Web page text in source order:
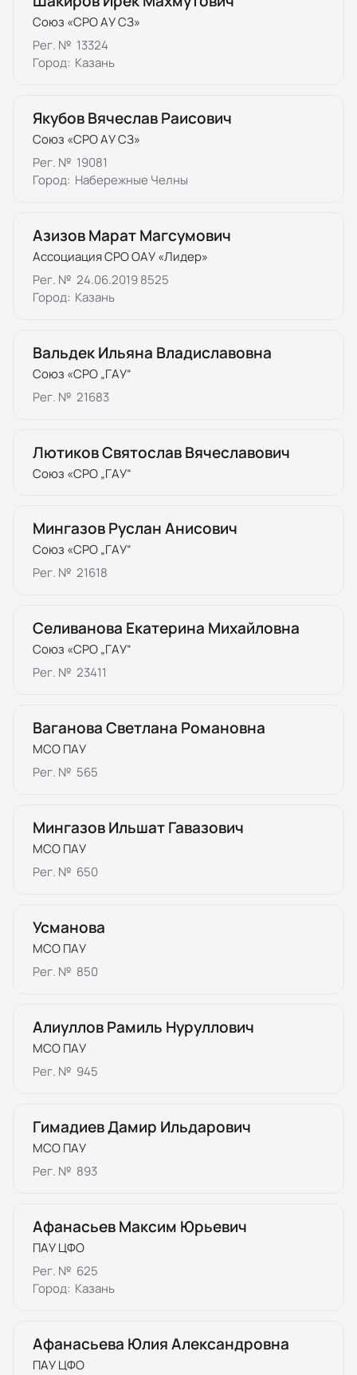
Союз «СРО АУ СЗ»
Рег. № 13324
Город: Казань
Якубов Вячеслав Раисович
Союз «СРО АУ СЗ»
Рег. № 19081
Город: Набережные Челны
Азизов Марат Магсумович
Ассоциация СРО ОАУ «Лидер»
Рег. № 24.06.2019 8525
Город: Казань
Вальдек Ильяна Владиславовна
Союз «СРО „ГАУ“
Рег. № 21683
Лютиков Святослав Вячеславович
Союз «СРО „ГАУ“
Мингазов Руслан Анисович
Союз «СРО „ГАУ“
Рег. № 21618
Селиванова Екатерина Михайловна
Союз «СРО „ГАУ“
Рег. № 23411
Ваганова Светлана Романовна
МСО ПАУ
Рег. № 565
Мингазов Ильшат Гавазович
МСО ПАУ
Рег. № 650
Усманова
МСО ПАУ
Рег. № 850
Алиуллов Рамиль Нуруллович
МСО ПАУ
Рег. № 945
Гимадиев Дамир Ильдарович
МСО ПАУ
Рег. № 893
Афанасьев Максим Юрьевич
ПАУ ЦФО
Рег. № 625
Город: Казань
Афанасьева Юлия Александровна
ПАУ ЦФО